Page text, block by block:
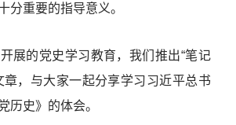
分重要的指导意义。
的党史学习教育，我们推出“笔记
章，与大家一起分享学习习近平总书
历史》的体会。